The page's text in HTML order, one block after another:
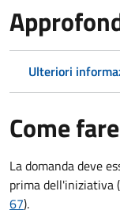
Ulteriori
Come fare
La domanda deve
primadell'iniziativa (
67).